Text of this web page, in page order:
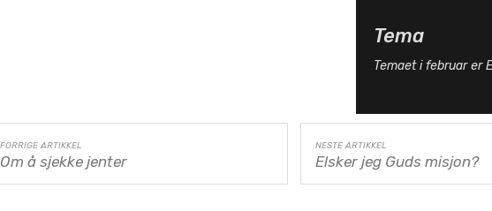
Tema
Temaet i februar er
Om å sjekke jenter Elsker jeg Guds misjon?